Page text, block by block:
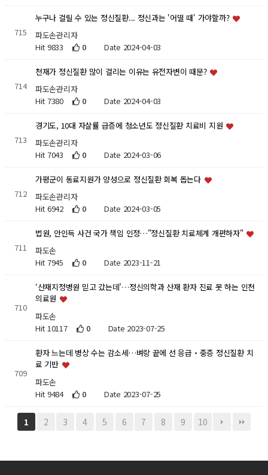
715
누구나 걸릴 수 있는 정신질환... 정신과는 '어떨 때' 가야할까?
파도손관리자
Hit 9833
0 Date 2024-04-03
714
천재가 정신질환 많이 걸리는 이유는 유전자변이 때문?
파도손관리자
Hit 7380
0 Date 2024-04-03
713
경기도, 10대 자살률 급증에 청소년도 정신질환 치료비 지원
파도손관리자
Hit 7043
0 Date 2024-03-06
712
가평군이 동료지원가 양성으로 정신질환 회복 돕는다
파도손관리자
Hit 6942
0 Date 2024-03-05
711
법원, 안인득 사건 국가 책임 인정…"정신질환 치료체계 개편하자"
파도손
Hit 7945
0 Date 2023-11-21
710
‘산재지정병원 믿고 갔는데’…정신의학과 산재 환자 진료 못 하는 인천
의료원
파도손
Hit 10117
0 Date 2023-07-25
709
환자 느는데 병상 수는 감소세…벼랑 끝에 선 응급‧중증 정신질환 치
료 기반
파도손
Hit 9484
0 Date 2023-07-25
1 2 3 4 5 6 7 8 9 10